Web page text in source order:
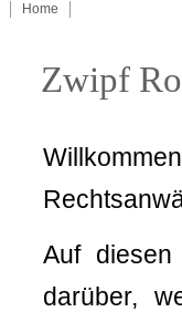
Home
Zwipf
Auf
darüber,